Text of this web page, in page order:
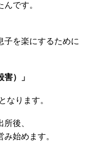
です。
を楽にするために
）」
なります。
後、
始めます。